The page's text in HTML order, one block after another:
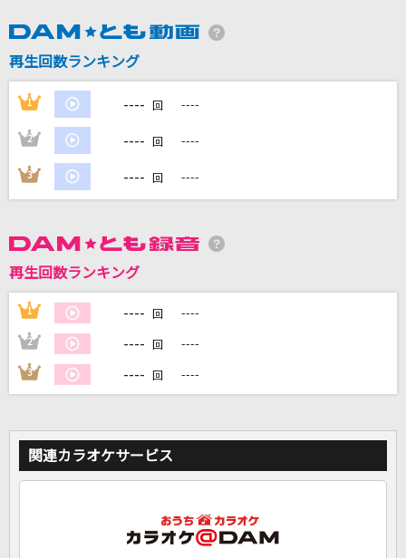
SAVE YOUR HEART
Snow Man
DAMの新曲・ランキングなど
DAMに会員登録・ログインして
カラオケをもっと楽しもう！
再生回数ランキング
1 ---- 回 ----
2 ---- 回 ----
3 ---- 回 ----
再生回数ランキング
1 ---- 回 ----
2 ---- 回 ----
3 ---- 回 ----
関連カラオケサービス